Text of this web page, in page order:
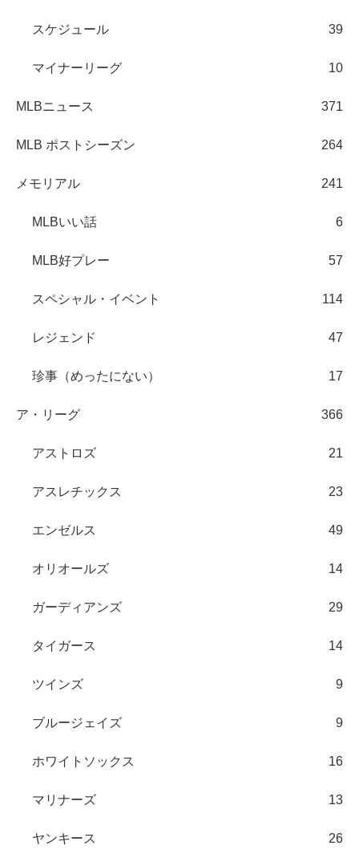
スケジュール 39
マイナーリーグ 10
MLBニュース 371
MLB ポストシーズン 264
メモリアル 241
MLBいい話 6
MLB好プレー 57
スペシャル・イベント 114
レジェンド 47
珍事（めったにない） 17
ア・リーグ 366
アストロズ 21
アスレチックス 23
エンゼルス 49
オリオールズ 14
ガーディアンズ 29
タイガース 14
ツインズ 9
ブルージェイズ 9
ホワイトソックス 16
マリナーズ 13
ヤンキース 26